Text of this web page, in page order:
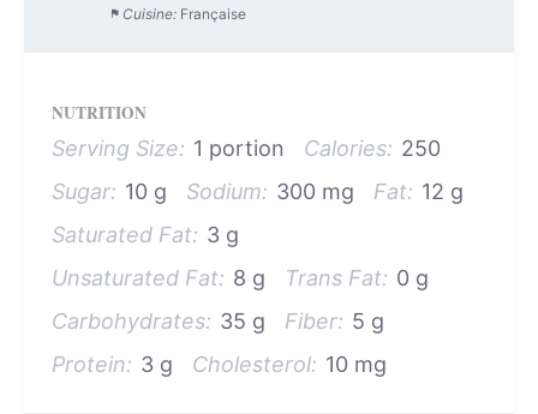
Cuisine: Française
NUTRITION
Serving Size: 1 portion Calories: 250
Sugar: 10 g Sodium: 300 mg Fat: 12 g
Saturated Fat: 3 g
Unsaturated Fat: 8 g Trans Fat: 0 g
Carbohydrates: 35 g Fiber: 5 g
Protein: 3 g Cholesterol: 10 mg